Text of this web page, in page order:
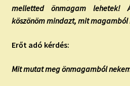
melletted önmagam lehetek!
köszönöm mindazt, mit
Erőt adó kérdés:
Mit mutat meg önmagamból